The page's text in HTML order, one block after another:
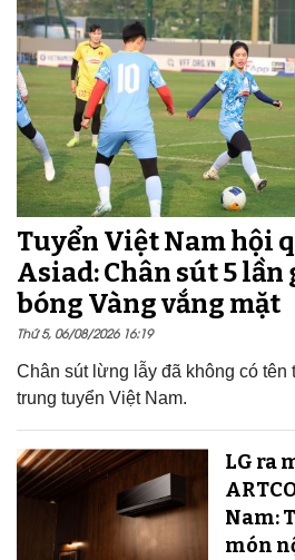
Tuyển Việt Nam hội
Asiad: Chân sút 5 lần
bóng Vàng vắng mặt
Thứ 5, 06/08/2026 16:19
Chân sút lừng lẫy đã không có tên
trung tuyển Việt Nam.
LG ra
Nam:
món